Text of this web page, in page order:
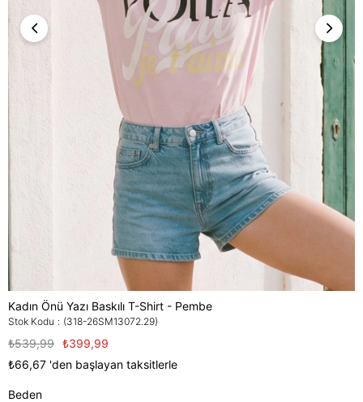
Kadın Önü Yazı Baskılı T-Shirt - Pembe
Stok Kodu (318-26SM13072.29)
₺539,99 ₺399,99
₺66,67 'den başlayan taksitlerle
Beden